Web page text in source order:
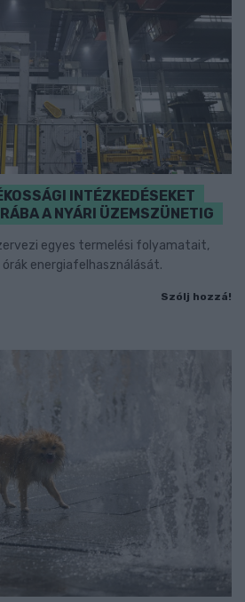
INTÉZKEDÉSEKET
A NYÁRI ÜZEMSZÜNETIG
egyes termelési folyamatait,
energiafelhasználását.
Szólj hozzá!